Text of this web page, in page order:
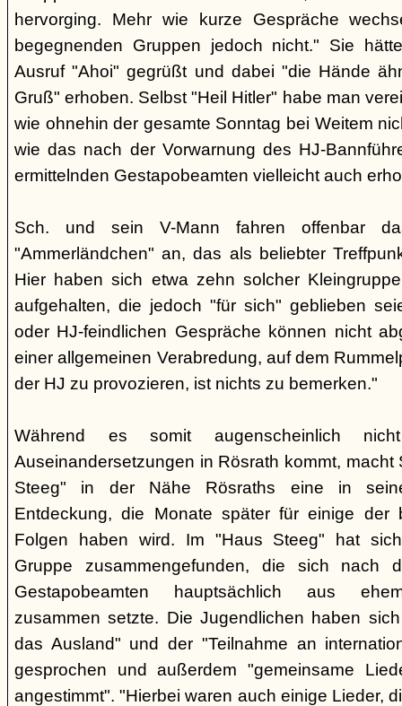
hervorging. Mehr wie kurze Gespräche
begegnenden Gruppen jedoch nicht." Sie
Ausruf "Ahoi" gegrüßt und dabei "die Hände
Gruß" erhoben. Selbst "Heil Hitler" habe man
wie ohnehin der gesamte Sonntag bei Weitem
wie das nach der Vorwarnung des HJ-
ermittelnden Gestapobeamten vielleicht auch
Sch. und sein V-Mann fahren offenbar
"Ammerländchen" an, das als beliebter
Hier haben sich etwa zehn solcher
aufgehalten, die jedoch "für sich" geblieben
oder HJ-feindlichen Gespräche können nicht
einer allgemeinen Verabredung, auf dem
der HJ zu provozieren, ist nichts zu bemerken."
Während es somit augenscheinlich
Auseinandersetzungen in Rösrath kommt, macht
Steeg" in der Nähe Rösraths eine in
Entdeckung, die Monate später für einige der
Folgen haben wird. Im "Haus Steeg" hat
Gruppe zusammengefunden, die sich nach
Gestapobeamten hauptsächlich aus
zusammen setzte. Die Jugendlichen haben
das Ausland" und der "Teilnahme an
gesprochen und außerdem "gemeinsame
angestimmt". "Hierbei waren auch einige Lieder,